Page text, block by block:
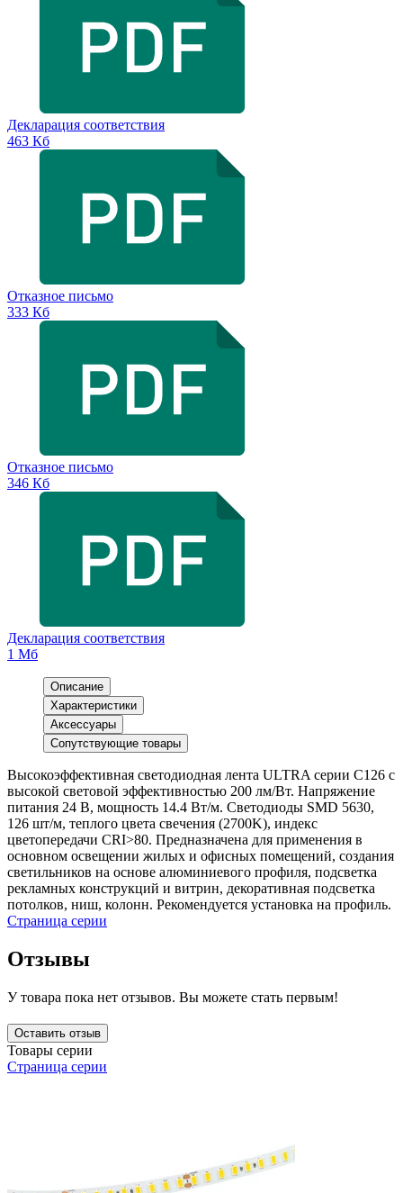
Декларация соответствия
463 Кб
Отказное письмо
333 Кб
Отказное письмо
346 Кб
Декларация соответствия
1 Мб
Описание
Характеристики
Аксессуары
Сопутствующие товары
Высокоэффективная светодиодная лента ULTRA серии C126 с
высокой световой эффективностью 200 лм/Вт. Напряжение
питания 24 В, мощность 14.4 Вт/м. Светодиоды SMD 5630,
126 шт/м, теплого цвета свечения (2700K), индекс
цветопередачи CRI>80. Предназначена для применения в
основном освещении жилых и офисных помещений, создания
светильников на основе алюминиевого профиля, подсветка
рекламных конструкций и витрин, декоративная подсветка
потолков, ниш, колонн. Рекомендуется установка на профиль.
Страница серии
Отзывы
У товара пока нет отзывов. Вы можете стать первым!
Оставить отзыв
Товары серии
Страница серии